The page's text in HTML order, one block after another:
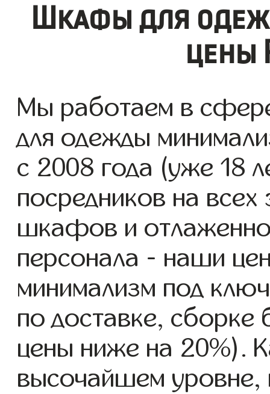
Шкафы для
цены
Мы работаем в
для одежды
с 2008 года (уже 18
посредников на всех
шкафов и
персонала - наши
минимализм под
по доставке, сборке
цены ниже на 20%).
высочайшем